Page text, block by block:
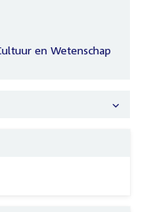
en Wetenschap